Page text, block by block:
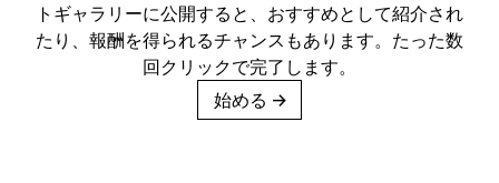
トギャラリーに公開すると、おすすめとして紹介され
たり、報酬を得られるチャンスもあります。たった数
回クリックで完了します。
始める →